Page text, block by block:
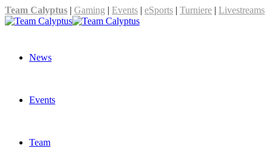
Team Calyptus | Gaming | Events | eSports | Turniere | Livestreams
News
Events
Team